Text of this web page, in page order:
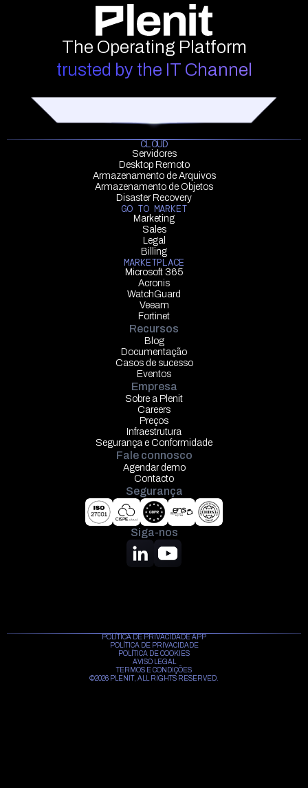
The Operating Platform
trusted by the IT Channel
CLOUD
Servidores
Desktop Remoto
Armazenamento de Arquivos
Armazenamento de Objetos
Disaster Recovery
GO TO MARKET
Marketing
Sales
Legal
Billing
MARKETPLACE
Microsoft 365
Acronis
WatchGuard
Veeam
Fortinet
Recursos
Blog
Documentação
Casos de sucesso
Eventos
Empresa
Sobre a Plenit
Careers
Preços
Infraestrutura
Segurança e Conformidade
Fale connosco
Agendar demo
Contacto
Segurança
Siga-nos
POLÍTICA DE PRIVACIDADE APP
POLÍTICA DE PRIVACIDADE
POLÍTICA DE COOKIES
AVISO LEGAL
TERMOS E CONDIÇÕES
©2026 PLENIT, ALL RIGHTS RESERVED.